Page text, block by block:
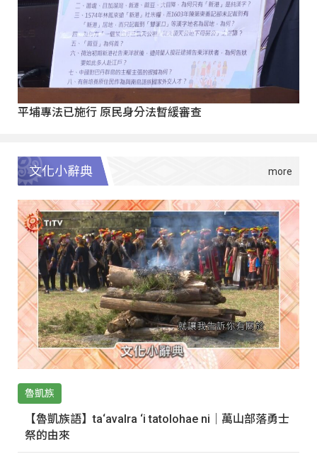
平埔專法已施行 原民身分法暫緩審查
文化小辭典
魯凱族
【魯凱族語】ta‘avalra ‘i tatolohae ni｜萬山部落勇士
祭的由來